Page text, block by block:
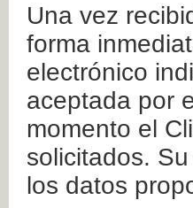
Una vez
forma
electrónico
aceptada por
momento el
solicitados.
los datos